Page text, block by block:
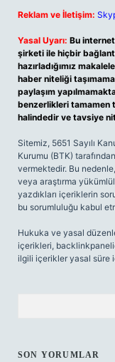
Reklam ve İletişim:
Yasal Uyarı: Bu
şirketi ile hiçbir
hazırladığımız
haber niteliği
paylaşım
benzerlikleri tamamen
halindedir ve tavsiye
Sitemiz, 5651 Sayılı
Kurumu (BTK)
vermektedir. Bu
veya araştırma
yazdıkları içeriklerin
bu sorumluluğu kabul
Hukuka ve yasal
içerikleri,
ilgili içerikler yasal süre
SON YORUMLAR